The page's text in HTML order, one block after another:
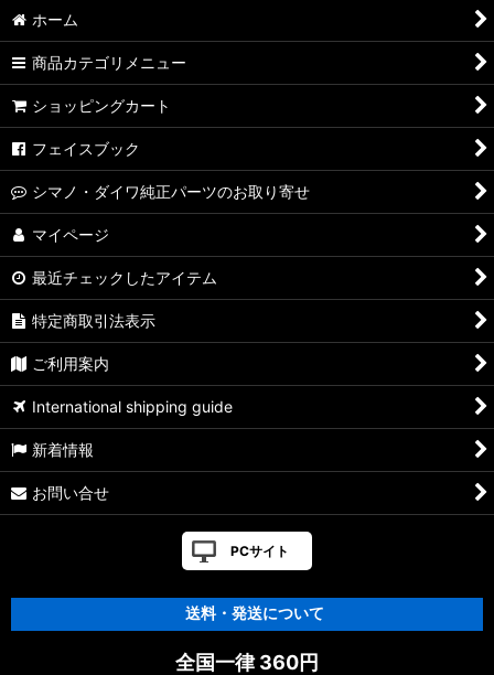
ホーム
商品カテゴリメニュー
ショッピングカート
フェイスブック
シマノ・ダイワ純正パーツのお取り寄せ
マイページ
最近チェックしたアイテム
特定商取引法表示
ご利用案内
International shipping guide
新着情報
お問い合せ
PCサイト
送料・発送について
全国一律 360円